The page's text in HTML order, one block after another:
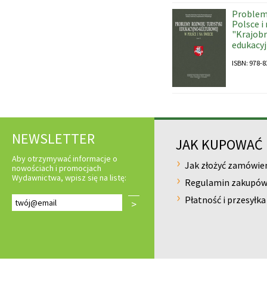
Polsce i
ISBN: 978-
NEWSLETTER
Aby otrzymywać informacje o
nowościach i promocjach
Wydawnictwa, wpisz się na listę:
>
JAK KUPOWAĆ
Jak złożyć
Regulamin zakupów
Płatność i przesyłka